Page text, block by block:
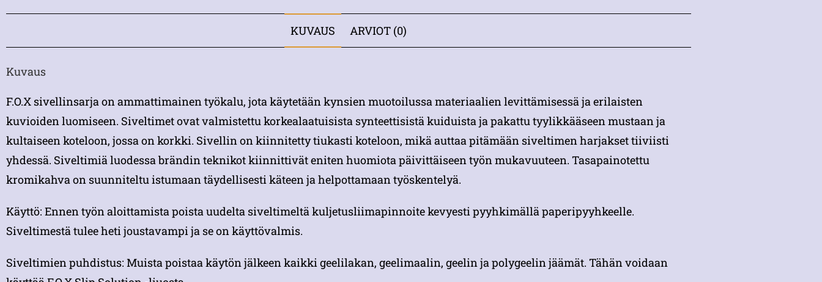
KUVAUS ARVIOT (0)
Kuvaus
F.O.X sivellinsarja on ammattimainen työkalu, jota käytetään kynsien muotoilussa materiaalien levittämisessä ja erilaisten
kuvioiden luomiseen. Siveltimet ovat valmistettu korkealaatuisista synteettisistä kuiduista ja pakattu tyylikkääseen mustaan ja
kultaiseen koteloon, jossa on korkki. Sivellin on kiinnitetty tiukasti koteloon, mikä auttaa pitämään siveltimen harjakset tiiviisti
yhdessä. Siveltimiä luodessa brändin teknikot kiinnittivät eniten huomiota päivittäiseen työn mukavuuteen. Tasapainotettu
kromikahva on suunniteltu istumaan täydellisesti käteen ja helpottamaan työskentelyä.
Käyttö: Ennen työn aloittamista poista uudelta siveltimeltä kuljetusliimapinnoite kevyesti pyyhkimällä paperipyyhkeelle.
Siveltimestä tulee heti joustavampi ja se on käyttövalmis.
Siveltimien puhdistus: Muista poistaa käytön jälkeen kaikki geelilakan, geelimaalin, geelin ja polygeelin jäämät. Tähän voidaan